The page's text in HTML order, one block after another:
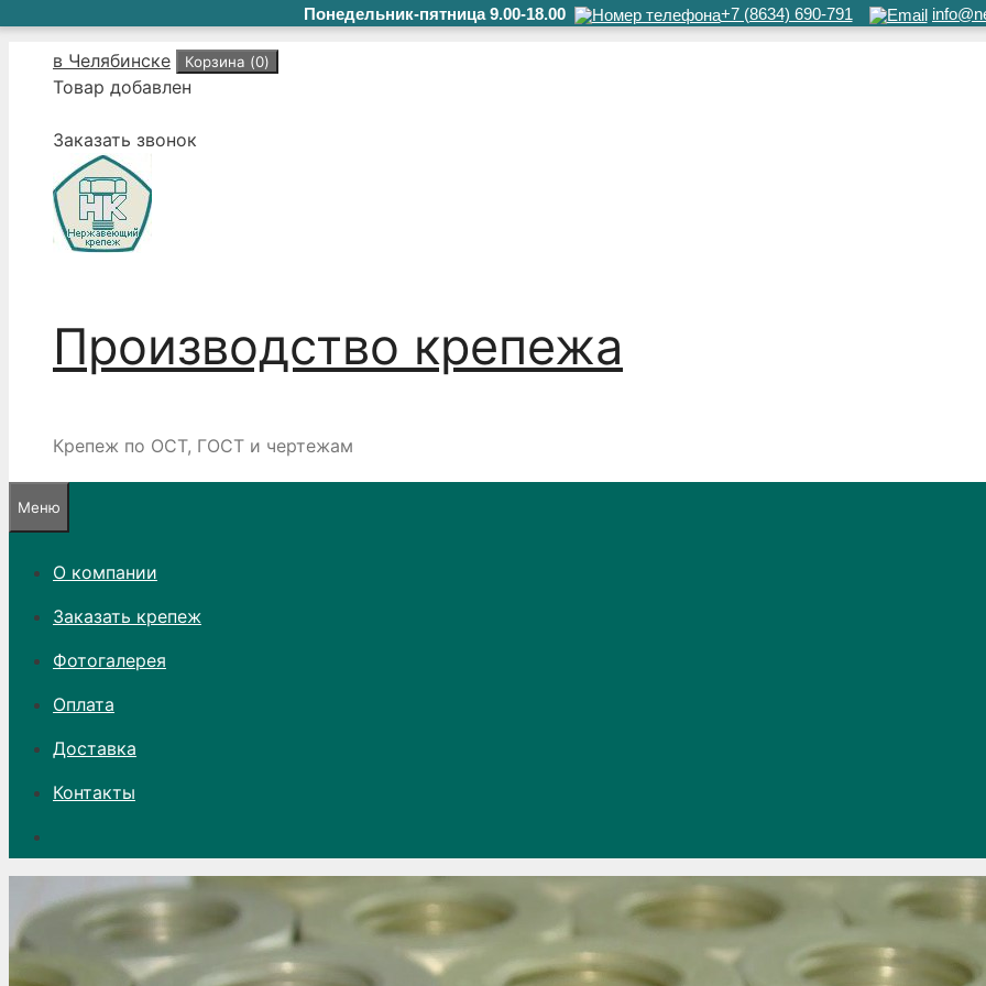
Понедельник-пятница 9.00-18.00 +7 (8634) 690-791
Перейтив Челябинске Корзина (0)
Товар добавлен
Заказать звонок
Производство крепежа
Крепеж по ОСТ, ГОСТ и чертежам
Меню
О компании
Заказать крепеж
Фотогалерея
Оплата
Доставка
Контакты